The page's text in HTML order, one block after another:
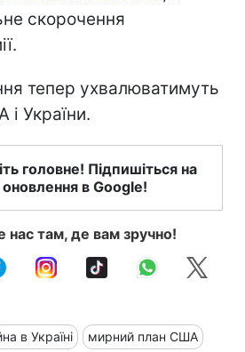
скорочення
тепер ухвалюватимуть
України.
головне! Підпишіться на
оновлення в Google!
нас там, де вам зручно!
в Україні мирний план США